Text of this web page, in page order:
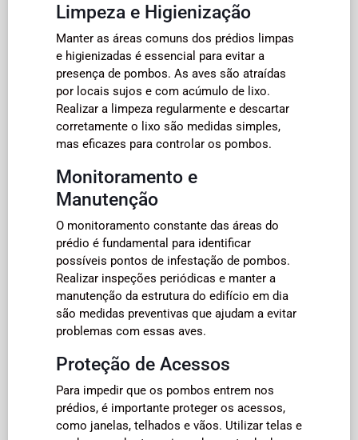
Limpeza e Higienização
Manter as áreas comuns dos prédios limpas
e higienizadas é essencial para evitar a
presença de pombos. As aves são atraídas
por locais sujos e com acúmulo de lixo.
Realizar a limpeza regularmente e descartar
corretamente o lixo são medidas simples,
mas eficazes para controlar os pombos.
Monitoramento e
Manutenção
O monitoramento constante das áreas do
prédio é fundamental para identificar
possíveis pontos de infestação de pombos.
Realizar inspeções periódicas e manter a
manutenção da estrutura do edifício em dia
são medidas preventivas que ajudam a evitar
problemas com essas aves.
Proteção de Acessos
Para impedir que os pombos entrem nos
prédios, é importante proteger os acessos,
como janelas, telhados e vãos. Utilizar telas e